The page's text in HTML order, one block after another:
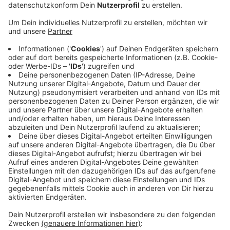
Veröffentlicht:Sonntag, 08.05.2022 00:00
Anzeige
Die Kandiaten der Landtagswahl NRW 2022
Anzeige
Alle Infos über die heimischen Landtagskandidaten
gibt es hier!
Alle Infos über die Kandidaten auf Landessebene gibt
es hier!
Anzeige